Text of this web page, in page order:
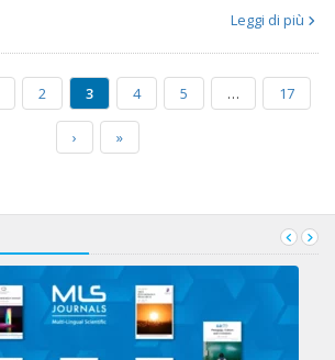
Leggi di più
2 3 4 5 … 17
› »